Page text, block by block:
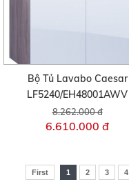
Bộ Tủ Lavabo Caesar
LF5240/EH48001AWV
8.262.000 đ
6.610.000 đ
First 1 2 3 4